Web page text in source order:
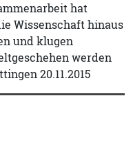
hat
Wissenschaft hinaus
und klugen
werden
20.11.2015